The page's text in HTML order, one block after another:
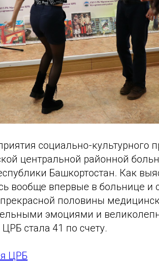
социально-культурного
центральной районной
Башкортостан. Как
вообще впервые в больнице и
половины
эмоциями и
стала 41 по счету.
ЦРБ